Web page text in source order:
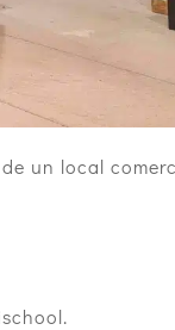
un local